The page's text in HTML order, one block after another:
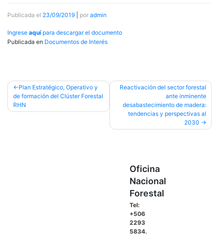
Publicada el 23/09/2019 por admin
Ingrese aquípara descargar el documento
Publicada en Documentos de Interés
Navegación
de
entradas
Plan Estratégico, Operativo y
de formación del Clúster Forestal
RHN
Reactivación del sector forestal
ante inminente
desabastecimiento de madera:
tendencias y perspectivas al
2030
Oficina
Nacional
Forestal
Tel:
+506
2293
5834.